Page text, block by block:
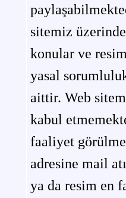
sitemiz
konular ve
yasal
aittir. Web
kabul
faaliyet
adresine mail
ya da resim en